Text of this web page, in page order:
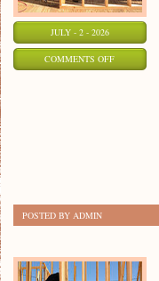
JULY - 2 - 2026
COMMENTS OFFON
POSTED BY ADMIN